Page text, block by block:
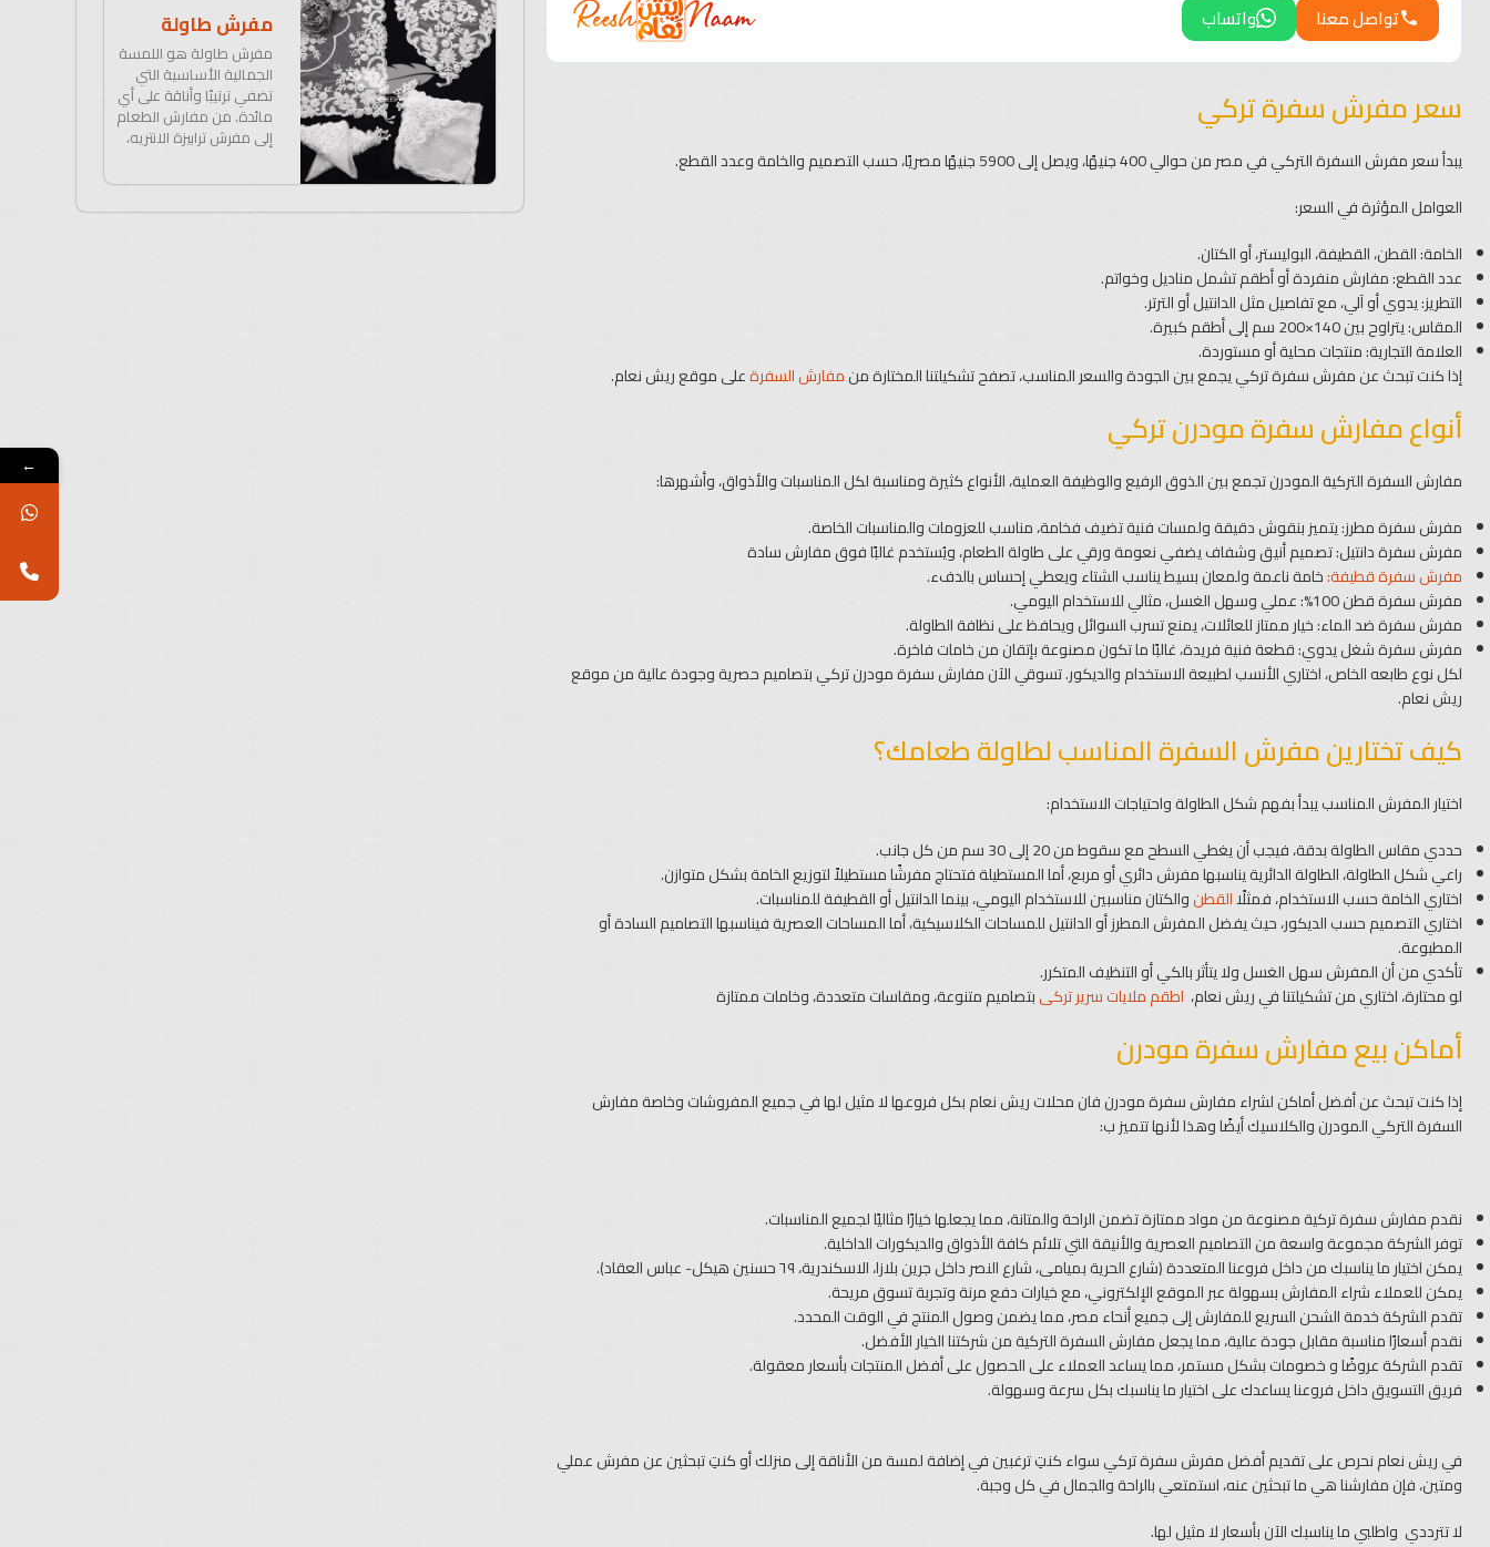
مفرش طاولة
مفرش طاولة هو اللمسة
الجمالية الأساسية التي
تضفي ترتيبًا وأناقة على أي
مائدة. من مفارش الطعام
إلى مفرش ترابيزة الانتريه،
واتساب تواصل معنا
سعر مفرش سفرة تركي
يبدأ سعر مفرش السفرة التركي في مصر من حوالي 400 جنيهًا، ويصل إلى 5900 جنيهًا مصريًا، حسب التصميم والخامة وعدد القطع.
العوامل المؤثرة في السعر:
الخامة: القطن، القطيفة، البوليستر، أو الكتان.
عدد القطع: مفارش منفردة أو أطقم تشمل مناديل وخواتم.
التطريز: يدوي أو آلي، مع تفاصيل مثل الدانتيل أو الترتر.
المقاس: يتراوح بين 140×200 سم إلى أطقم كبيرة.
العلامة التجارية:منتجات محلية أو مستوردة.
إذا كنت تبحث عن مفرش سفرة تركي يجمع بين الجودة والسعر المناسب، تصفح تشكيلتنا المختارة منمفارش السفرةعلى موقع ريش نعام.
أنواع مفارش سفرة مودرن تركي
مفارش السفرة التركية المودرن تجمع بين الذوق الرفيع والوظيفة العملية، الأنواع كثيرة ومناسبة لكل المناسبات والأذواق، وأشهرها:
مفرش سفرة مطرز: يتميز بنقوش دقيقة ولمسات فنية تضيف فخامة، مناسب للعزومات والمناسبات الخاصة.
مفرش سفرة دانتيل: تصميم أنيق وشفاف يضفي نعومة ورقي على طاولة الطعام، ويُستخدم غالبًا فوق مفارش سادة
مفرش سفرة قطيفة:خامة ناعمة ولمعان بسيط يناسب الشتاء ويعطي إحساس بالدفء.
مفرش سفرة قطن 100%: عملي وسهل الغسل، مثالي للاستخدام اليومي.
مفرش سفرة ضد الماء: خيار ممتاز للعائلات، يمنع تسرب السوائل ويحافظ على نظافة الطاولة.
مفرش سفرة شغل يدوي: قطعة فنية فريدة، غالبًا ما تكون مصنوعة بإتقان من خامات فاخرة.
لكل نوع طابعه الخاص، اختاري الأنسب لطبيعة الاستخدام والديكور. تسوقي الآن مفارش سفرة مودرن تركي بتصاميم حصرية وجودة عالية من موقع
ريش نعام.
كيف تختارين مفرش السفرة المناسب لطاولة طعامك؟
اختيار المفرش المناسب يبدأ بفهم شكل الطاولة واحتياجات الاستخدام:
حددي مقاس الطاولة بدقة، فيجب أن يغطي السطح مع سقوط من 20 إلى 30 سم من كل جانب.
راعي شكل الطاولة، الطاولة الدائرية يناسبها مفرش دائري أو مربع، أما المستطيلة فتحتاج مفرشًا مستطيلاً لتوزيع الخامة بشكل متوازن.
اختاري الخامة حسب الاستخدام، فمثلًاالقطنوالكتان مناسبين للاستخدام اليومي، بينما الدانتيل أو القطيفة للمناسبات.
اختاري التصميم حسب الديكور، حيث يفضل المفرش المطرز أو الدانتيل للمساحات الكلاسيكية، أما المساحات العصرية فيناسبها التصاميم السادة أو
المطبوعة.
تأكدي من أن المفرش سهل الغسل ولا يتأثر بالكي أو التنظيف المتكرر.
لو محتارة، اختاري من تشكيلتنا في ريش نعام، اطقم ملايات سرير تركىبتصاميم متنوعة، ومقاسات متعددة، وخامات ممتازة
أماكن بيع مفارش سفرة مودرن
إذا كنت تبحث عن أفضل أماكن لشراء مفارش سفرة مودرن فان محلات ريش نعام بكل فروعها لا مثيل لها في جميع المفروشات وخاصة مفارش
السفرة التركي المودرن والكلاسيك أيضًا وهذا لأنها تتميز ب:
نقدم مفارش سفرة تركية مصنوعة من مواد ممتازة تضمن الراحة والمتانة، مما يجعلها خيارًا مثاليًا لجميع المناسبات.
توفر الشركة مجموعة واسعة من التصاميم العصرية والأنيقة التي تلائم كافة الأذواق والديكورات الداخلية.
يمكن اختيار ما يناسبك من داخل فروعنا المتعددة (شارع الحرية بميامى، شارع النصر داخل جرين بلازا، الاسكندرية، ٦٩ حسنين هيكل- عباس العقاد).
يمكن للعملاء شراء المفارش بسهولة عبر الموقع الإلكتروني، مع خيارات دفع مرنة وتجربة تسوق مريحة.
تقدم الشركة خدمة الشحن السريع للمفارش إلى جميع أنحاء مصر، مما يضمن وصول المنتج في الوقت المحدد.
نقدم أسعارًا مناسبة مقابل جودة عالية، مما يجعل مفارش السفرة التركية من شركتنا الخيار الأفضل.
تقدم الشركة عروضًا و خصومات بشكل مستمر، مما يساعد العملاء على الحصول على أفضل المنتجات بأسعار معقولة.
فريق التسويق داخل فروعنا يساعدك على اختيار ما يناسبك بكل سرعة وسهولة.
في ريش نعام نحرص على تقديم أفضل مفرش سفرة تركي سواء كنتِ ترغبين في إضافة لمسة من الأناقة إلى منزلك أو كنتِ تبحثين عن مفرش عملي
ومتين، فإن مفارشنا هي ما تبحثين عنه، استمتعي بالراحة والجمال في كل وجبة.
لا تترددي واطلبي ما يناسبك الآن بأسعار لا مثيل لها.
←